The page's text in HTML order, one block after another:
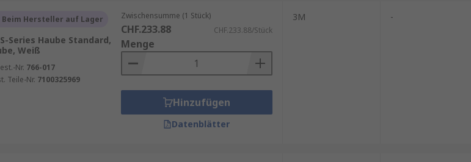
und bietet branchenführenden Schutz, der die erforderlichen
,Moldexund unserer eigenen Qualitätsmarke RS PRO. Hier finden Sie
Arbeitsschutzkleidung
Beim Hersteller auf Lager
Series Haube Standard,
Weiß
Nr. 766-017
Teile-Nr. 7100325969
Zwischensumme (1 Stück)
CHF.233.88 CHF.233.88/Stück
Menge
Hinzufügen
Datenblätter
3M -